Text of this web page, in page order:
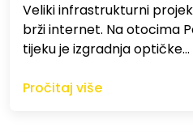
Veliki infrastrukturni
brži internet. Na otocima
tijeku je izgradnja optičke…
Pročitaj više